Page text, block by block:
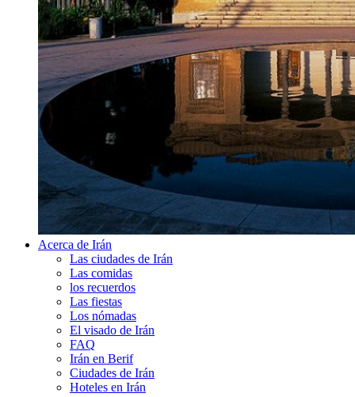
Acerca de Irán
Las ciudades de Irán
Las comidas
los recuerdos
Las fiestas
Los nómadas
El visado de Irán
FAQ
Irán en Berif
Ciudades de Irán
Hoteles en Irán